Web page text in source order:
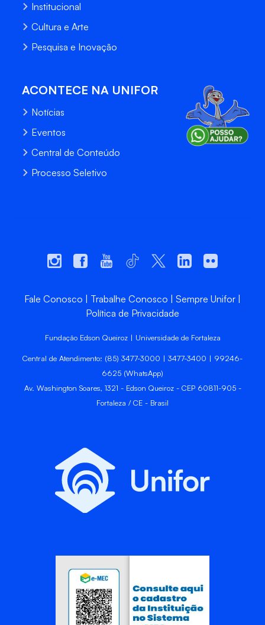
Institucional
Cultura e Arte
Pesquisa e Inovação
ACONTECE NA UNIFOR
Notícias
Eventos
Central de Conteúdo
Processo Seletivo
Fale Conosco Trabalhe Conosco
Sempre Unifor
Política de Privacidade
Fundação Edson Queiroz | Universidade de Fortaleza
Central de Atendimento: (85) 3477-3000 | 3477-3400 | 99246-
6625 (WhatsApp)
Av. Washington Soares, 1321 - Edson Queiroz - CEP 60811-905 -
Fortaleza / CE - Brasil